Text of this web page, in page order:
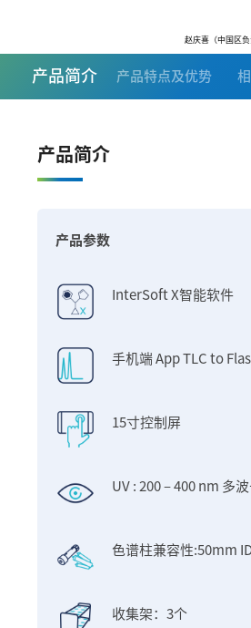
赵庆喜（中国区负
产品简介 产品特点及优势
产品简介
产品参数
InterSoft X智能软件
手机端 App TLC to
15寸控制屏
UV : 200 – 400 nm 多
色谱柱兼容性:50mm
收集架：3个